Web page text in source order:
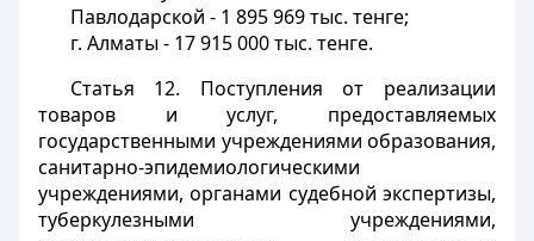
Павлодарской - 1 895 969 тыс. тенге;
г. Алматы - 17 915 000 тыс. тенге.
Статья 12. Поступления от реализации
товаров и услуг, предоставляемых
государственными учреждениями образования,
санитарно-эпидемиологическими
учреждениями, органами судебной экспертизы,
туберкулезными учреждениями,